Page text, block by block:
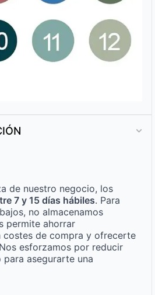
de nuestro negocio, los
7 y 15 días hábiles. Para
no almacenamos
permite ahorrar
costes de compra y ofrecerte
esforzamos por reducir
asegurarte una